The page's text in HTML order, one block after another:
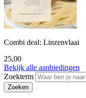
Combi deal: Linzenvlaai
25,00
Bekijk alle aanbiedingen
Zoekterm